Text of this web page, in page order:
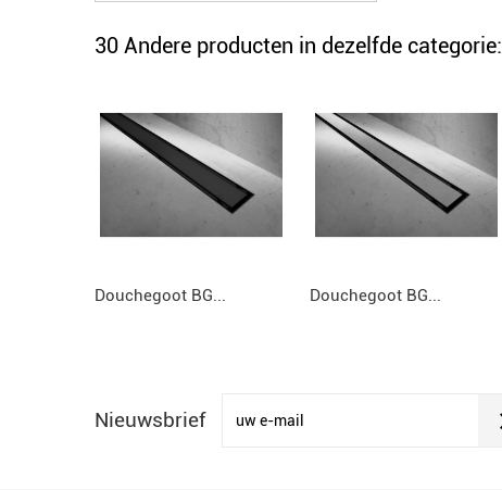
30 Andere producten in dezelfde categorie:
Douchegoot BG... Douchegoot BG...
Nieuwsbrief